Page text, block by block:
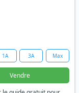
1A 3A Max
Vendre